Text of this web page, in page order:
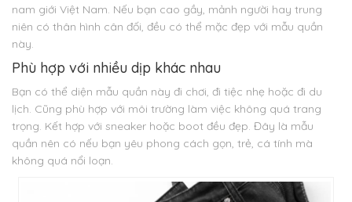
nam giới Việt Nam. Nếu bạn cao gầy, mảnh người hay trung
niên có thân hình cân đối, đều có thể mặc đẹp với mẫu quần
này.
Phù hợp với nhiều dịp khác nhau
Bạn có thể diện mẫu quần này đi chơi, đi tiệc nhẹ hoặc đi du
lịch. Cũng phù hợp với môi trường làm việc không quá trang
trọng. Kết hợp với sneaker hoặc boot đều đẹp. Đây là mẫu
quần nên có nếu bạn yêu phong cách gọn, trẻ, cá tính mà
không quá nổi loạn.